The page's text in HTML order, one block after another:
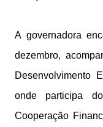
A governadora
dezembro,
Desenvolvimento
onde participa
Cooperação